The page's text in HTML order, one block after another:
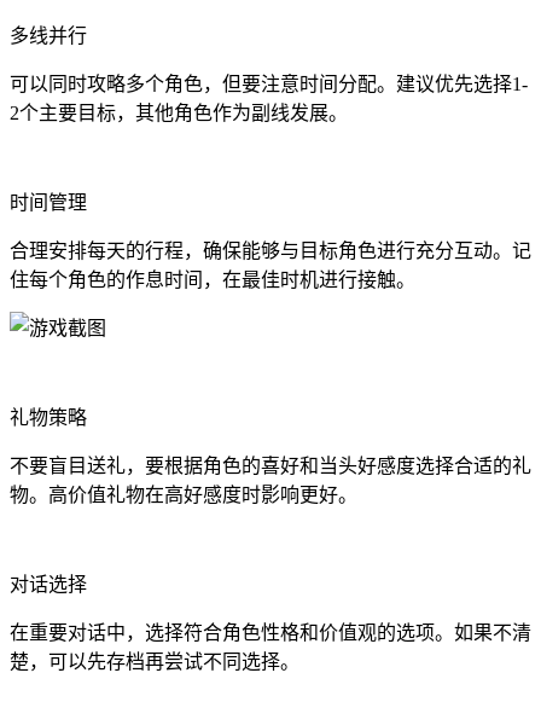
多线并行
可以同时攻略多个角色，但要注意时间分配。建议优先选择1-
2个主要目标，其他角色作为副线发展。
时间管理
合理安排每天的行程，确保能够与目标角色进行充分互动。记
住每个角色的作息时间，在最佳时机进行接触。
礼物策略
不要盲目送礼，要根据角色的喜好和当头好感度选择合适的礼
物。高价值礼物在高好感度时影响更好。
对话选择
在重要对话中，选择符合角色性格和价值观的选项。如果不清
楚，可以先存档再尝试不同选择。